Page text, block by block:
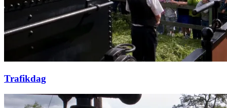
Trafikdag